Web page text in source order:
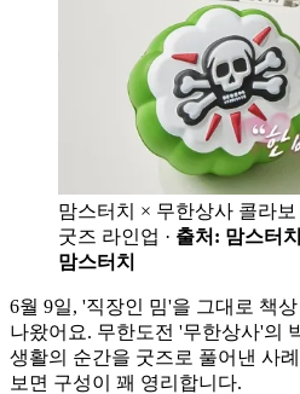
맘스터치 × 무한상사 콜라
굿즈 라인업 · 출처: 맘스터
맘스터치
6월 9일, '직장인 밈'을 그대로 책
나왔어요. 무한도전 '무한상사'의
생활의 순간을 굿즈로 풀어낸 사
보면 구성이 꽤 영리합니다.